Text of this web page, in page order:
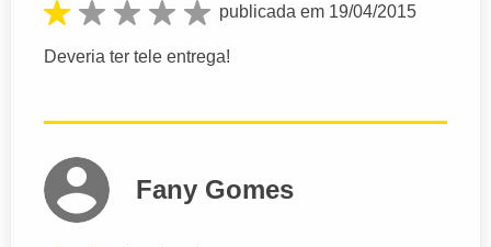
publicada em 19/04/2015
Deveria ter tele entrega!
Fany Gomes